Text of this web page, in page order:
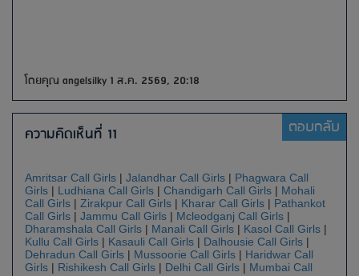
โดยคุณ angelsilky 1 ส.ค. 2569, 20:18
ความคิดเห็นที่ 11 ตอบกลับ
Amritsar Call Girls | Jalandhar Call Girls | Phagwara Call
Girls | Ludhiana Call Girls | Chandigarh Call Girls | Mohali
Call Girls | Zirakpur Call Girls | Kharar Call Girls | Pathankot
Call Girls | Jammu Call Girls | Mcleodganj Call Girls |
Dharamshala Call Girls | Manali Call Girls | Kasol Call Girls |
Kullu Call Girls | Kasauli Call Girls | Dalhousie Call Girls |
Dehradun Call Girls | Mussoorie Call Girls | Haridwar Call
Girls | Rishikesh Call Girls | Delhi Call Girls | Mumbai Call